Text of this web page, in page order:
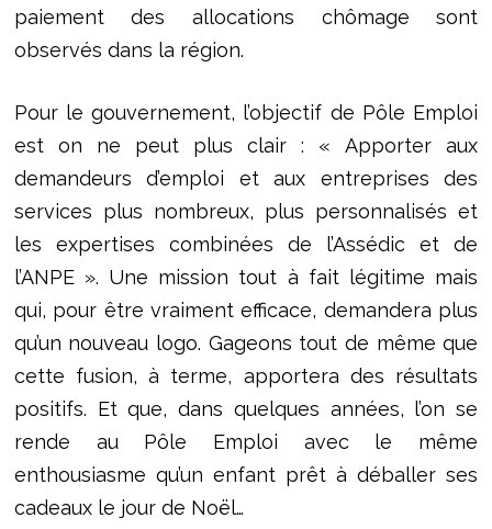
paiement des allocations chômage sont
observés dans la région.
Pour le gouvernement, l’objectif de Pôle Emploi
est on ne peut plus clair : « Apporter aux
demandeurs d’emploi et aux entreprises des
services plus nombreux, plus personnalisés et
les expertises combinées de l’Assédic et de
l’ANPE ». Une mission tout à fait légitime mais
qui, pour être vraiment efficace, demandera plus
qu’un nouveau logo. Gageons tout de même que
cette fusion, à terme, apportera des résultats
positifs. Et que, dans quelques années, l’on se
rende au Pôle Emploi avec le même
enthousiasme qu’un enfant prêt à déballer ses
cadeaux le jour de Noël…